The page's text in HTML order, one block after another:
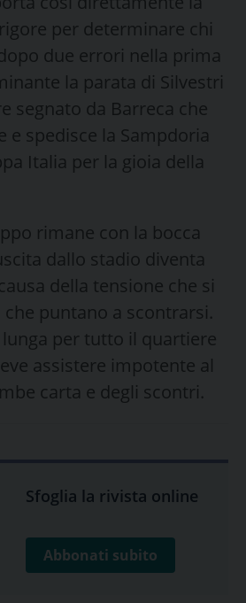
per determinare chi
due errori nella prima
la parata di Silvestri
segnato da Barreca che
e spedisce la Sampdoria
Italia per la gioia della
rimane con la bocca
dallo stadio diventa
della tensione che si
puntano a scontrarsi.
per tutto il quartiere
assistere impotente al
carta e degli scontri.
Sfoglia la rivista online
Abbonati subito